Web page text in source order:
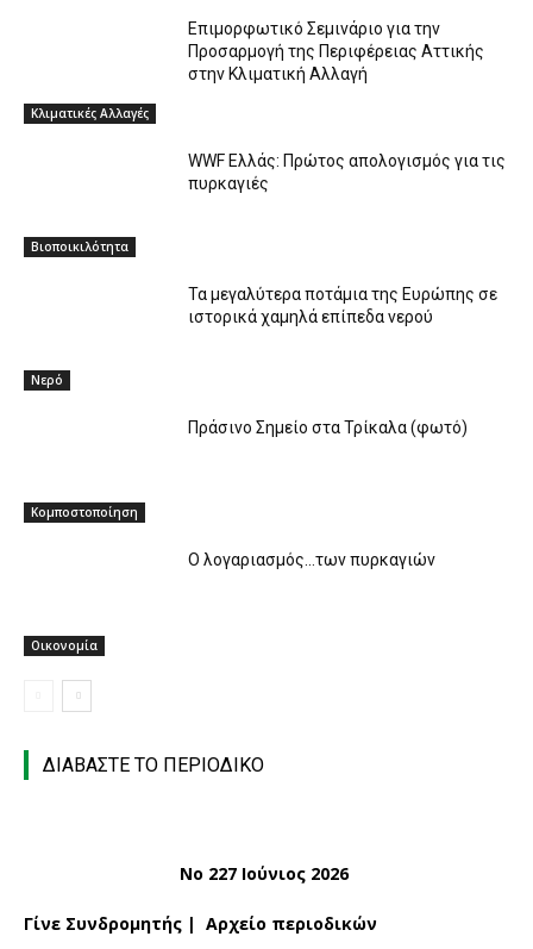
Κλιματικές Αλλαγές
Επιμορφωτικό Σεμινάριο για την
Προσαρμογή της Περιφέρειας Αττικής
στην Κλιματική Αλλαγή
Βιοποικιλότητα
WWF Ελλάς: Πρώτος απολογισμός για τις
πυρκαγιές
Νερό
Τα μεγαλύτερα ποτάμια της Ευρώπης σε
ιστορικά χαμηλά επίπεδα νερού
Κομποστοποίηση
Πράσινο Σημείο στα Τρίκαλα (φωτό)
Οικονομία
O λογαριασμός…των πυρκαγιών
ΔΙΑΒΑΣΤΕ ΤΟ ΠΕΡΙΟΔΙΚΟ
Νο 227 Ιούνιος 2026
Γίνε Συνδρομητής | Αρχείο περιοδικών